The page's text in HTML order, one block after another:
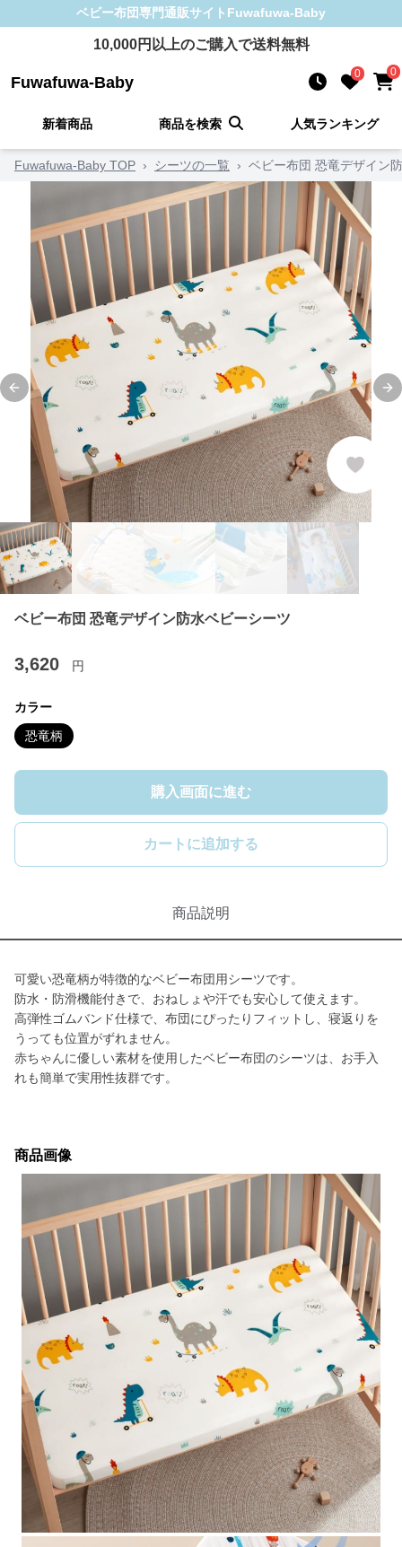
ベビー布団専門通販サイト Fuwafuwa-Baby
10,000円以上のご購入で送料無料
Fuwafuwa-Baby 0 0
新着商品 商品を検索 人気ランキング
Fuwafuwa-Baby TOP › シーツの一覧 › ベビー布団 恐竜デザイン
Previous slide
ベビー布団 恐竜デザイン防水ベビーシーツ
3,620 円
カラー
恐竜柄
購入画面に進む
カートに追加する
商品説明
可愛い恐竜柄が特徴的なベビー布団用シーツです。
防水・防滑機能付きで、おねしょや汗でも安心して使えます。
高弾性ゴムバンド仕様で、布団にぴったりフィットし、寝返りを
うっても位置がずれません。
赤ちゃんに優しい素材を使用したベビー布団のシーツは、お手入
れも簡単で実用性抜群です。
商品画像